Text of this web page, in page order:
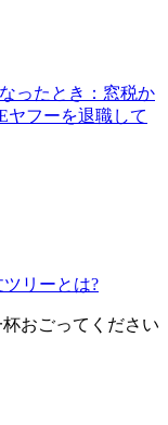
ったとき：窓税か
ヤフーを退職して
リーとは?
おごってください